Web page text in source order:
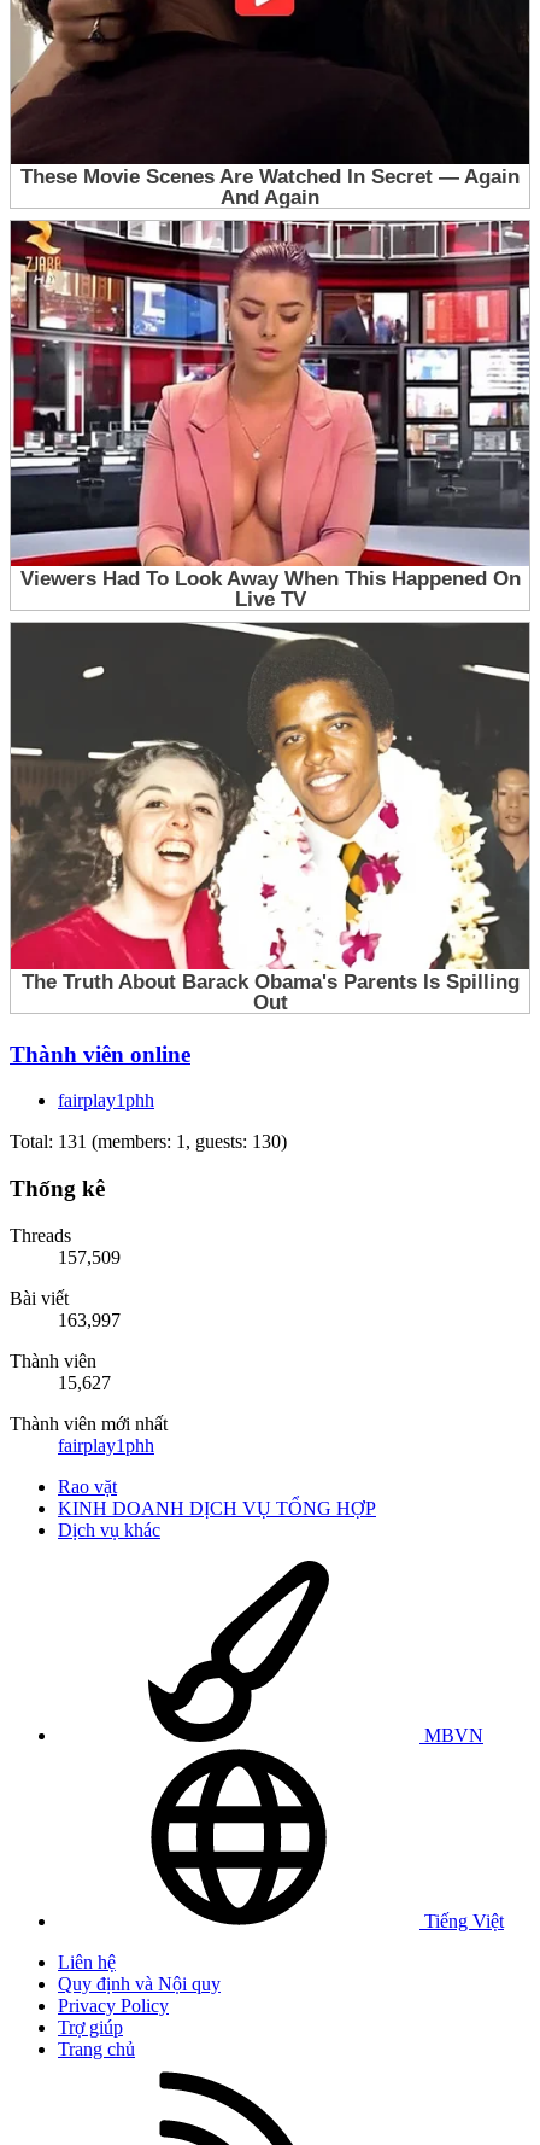
Thành viên online
fairplay1phh
Total: 131 (members: 1, guests: 130)
Thống kê
Threads
157,509
Bài viết
163,997
Thành viên
15,627
Thành viên mới nhất
fairplay1phh
Rao vặt
KINH DOANH DỊCH VỤ TỔNG HỢP
Dịch vụ khác
MBVN
Tiếng Việt
Liên hệ
Quy định và Nội quy
Privacy Policy
Trợ giúp
Trang chủ